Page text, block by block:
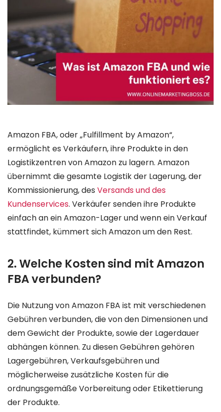
Amazon FBA, oder „Fulfillment by Amazon“,
ermöglicht es Verkäufern, ihre Produkte in den
Logistikzentren von Amazon zu lagern. Amazon
übernimmt die gesamte Logistik der Lagerung, der
Kommissionierung, des Versands und des
Kundenservices. Verkäufer senden ihre Produkte
einfach an ein Amazon-Lager und wenn ein Verkauf
stattfindet, kümmert sich Amazon um den Rest.
2. Welche Kosten sind mit Amazon
FBA verbunden?
Die Nutzung von Amazon FBA ist mit verschiedenen
Gebühren verbunden, die von den Dimensionen und
dem Gewicht der Produkte, sowie der Lagerdauer
abhängen können. Zu diesen Gebühren gehören
Lagergebühren, Verkaufsgebühren und
möglicherweise zusätzliche Kosten für die
ordnungsgemäße Vorbereitung oder Etikettierung
der Produkte.